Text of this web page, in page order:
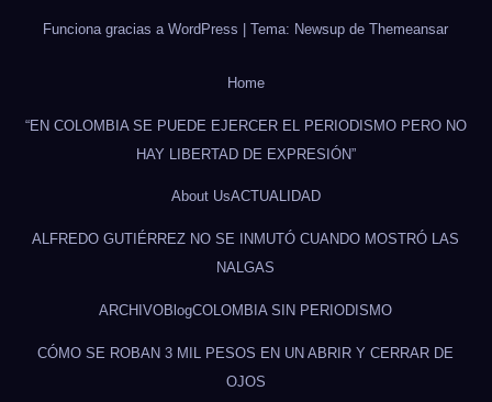
Funciona gracias a WordPress |Tema: Newsup deThemeansar
Home
“EN COLOMBIA SE PUEDE EJERCER EL PERIODISMO PERO NO
HAY LIBERTAD DE EXPRESIÓN”
About UsACTUALIDAD
ALFREDO GUTIÉRREZ NO SE INMUTÓ CUANDO MOSTRÓ LAS
NALGAS
ARCHIVOBlogCOLOMBIA SIN PERIODISMO
CÓMO SE ROBAN 3 MIL PESOS EN UN ABRIR Y CERRAR DE
OJOS